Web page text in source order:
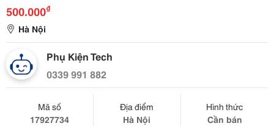
500.000₫
Hà Nội
Phụ Kiện Tech
0339 991 882
Mã số
17927734
Địa điểm
Hà Nội
Hình thức
Cần bán